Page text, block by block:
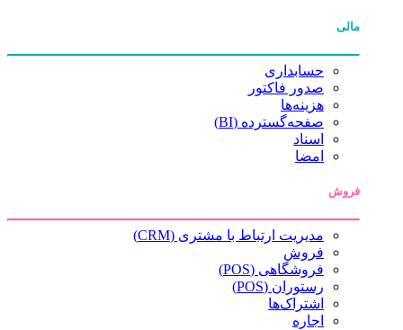
حسابداری
صدور فاکتور
هزینه‌ها
صفحه‌گسترده (BI)
اسناد
امضا
مدیریت ارتباط با مشتری (CRM)
فروش
فروشگاهی (POS)
رستوران (POS)
اشتراک‌ها
اجاره